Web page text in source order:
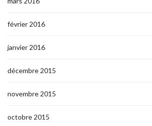
février 2016
janvier 2016
décembre 2015
novembre 2015
octobre 2015